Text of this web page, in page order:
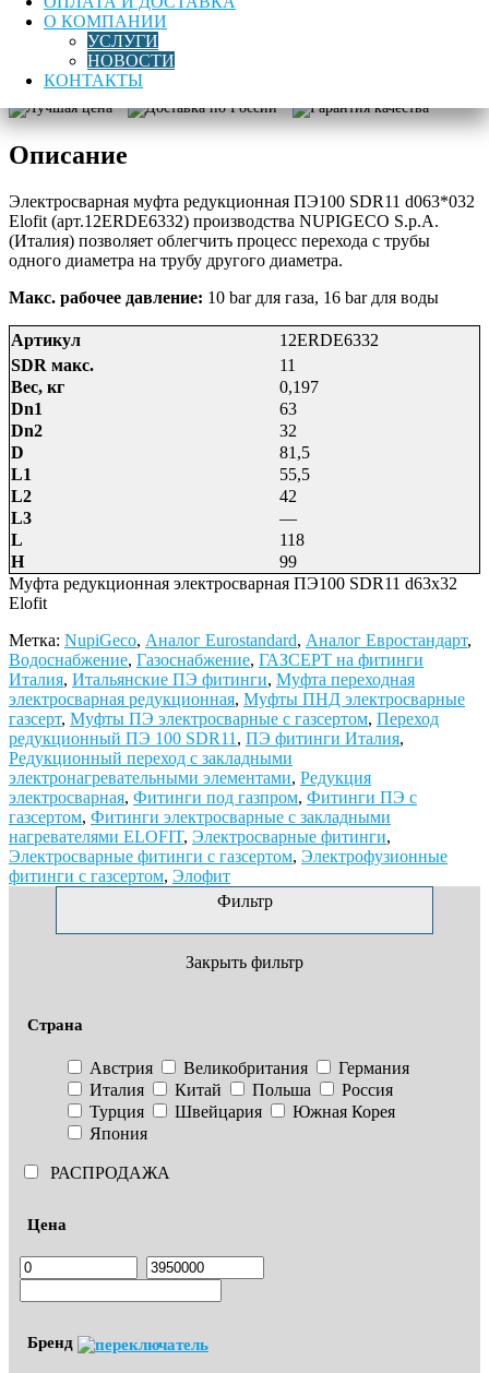
О КОМПАНИИ
УСЛУГИ
НОВОСТИ
КОНТАКТЫ
Количество
товара
редукционная
электросварная
ПЭ100
SDR11
d63х32
В корзину
Лучшая цена Доставка по России Гарантия качества
Описание
Электросварная муфта редукционная ПЭ100 SDR11 d063*032
Elofit (арт.12ERDE6332) производства NUPIGECO S.p.A.
(Италия) позволяет облегчить процесс перехода с трубы
одного диаметра на трубу другого диаметра.
Макс. рабочее давление: 10 bar для газа, 16 bar для воды
Артикул
12ERDE6332
SDR макс.
11
Вес, кг
0,197
Dn1
63
Dn2
32
D
81,5
L1
55,5
L2
42
L3
—
L
118
H
99
Муфта редукционная электросварная ПЭ100 SDR11 d63х32
Elofit
Метка: NupiGeco, Аналог Eurostandard, Аналог Евростандарт,
Водоснабжение, Газоснабжение, ГАЗСЕРТ на фитинги
Италия, Итальянские ПЭ фитинги, Муфта переходная
электросварная редукционная, Муфты ПНД электросварные
газсерт, Муфты ПЭ электросварные с газсертом, Переход
редукционный ПЭ 100 SDR11 , ПЭ фитинги Италия,
Редукционный переход с закладными
электронагревательными элементами, Редукция
электросварная, Фитинги под газпром, Фитинги ПЭ с
газсертом, Фитинги электросварные с закладными
нагревателями ELOFIT, Электросварные фитинги,
Электросварные фитинги с газсертом, Электрофузионные
фитинги с газсертом, Элофит
Фильтр
Закрыть фильтр
Страна
Австрия Великобритания
Германия
Италия
Китай Польша
Россия
Турция
Швейцария
Южная Корея
Япония
РАСПРОДАЖА
Цена
Бренд